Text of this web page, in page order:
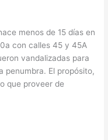
menos de 15 días en
con calles 45 y 45A
vandalizadas para
penumbra. El propósito,
que proveer de